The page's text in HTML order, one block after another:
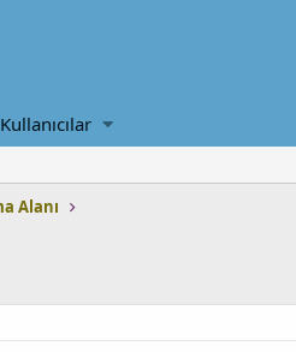
Kullanıcılar
Alanı